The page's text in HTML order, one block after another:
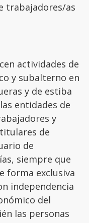
trabajadores/as
actividades de
y subalterno en
y de estiba
entidades de
y
de
de
siempre que
forma exclusiva
independencia
del
las personas